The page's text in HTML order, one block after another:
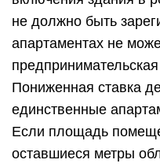
не должно быть
апартаментах не
Пониженная ставка
единственные
Если площадь
оставшиеся метры